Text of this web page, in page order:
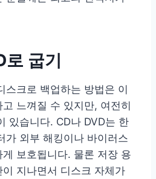
굽기
스크로 백업하는 방법은 이
느껴질 수 있지만, 여전히
있습니다. CD나 DVD는 한
가 외부 해킹이나 바이러스
보호됩니다. 물론 저장 용
지나면서 디스크 자체가